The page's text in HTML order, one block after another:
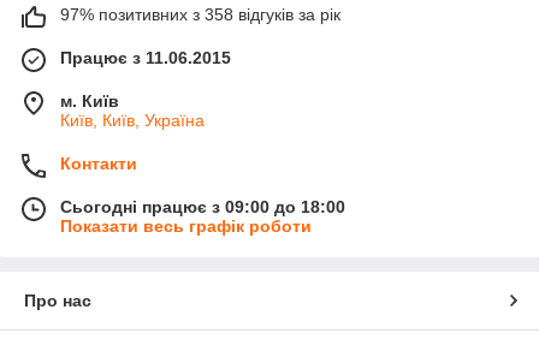
97% позитивних з 358 відгуків за рік
Працює з 11.06.2015
м. Київ
Київ, Київ, Україна
Контакти
Сьогодні працює з 09:00 до 18:00
Показати весь графік роботи
Про нас